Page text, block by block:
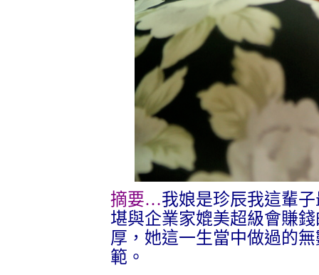
摘要…我娘是珍辰我這輩
堪與企業家媲美超級會賺
厚，她這一生當中做過的
範。